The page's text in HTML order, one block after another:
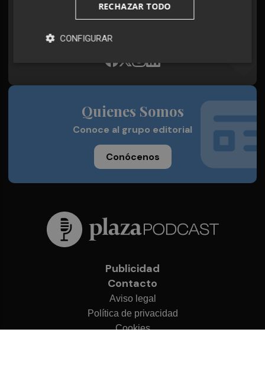
Síguenos en redes
Plaza Podcast, desde cualquier medio
Quienes Somos
Conoce al grupo editorial
Conócenos
Publicidad
Contacto
Aviso legal
Política de privacidad
Cookies
RECHAZAR TODO
CONFIGURAR